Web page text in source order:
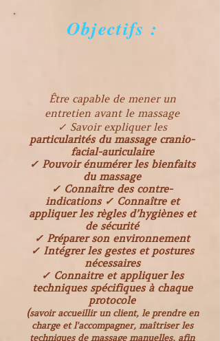
Objectifs :
Être capable de mener un
entretien avant le massage
✓ Savoir expliquer les
particularités du massage cranio-
facial-auriculaire
✓ Pouvoir énumérer les bienfaits
du massage
✓ Connaître des contre-
indications ✓ Connaître et
appliquer les règles d’hygiènes et
de sécurité
✓ Préparer son environnement
✓ Intégrer les gestes et postures
nécessaires
✓ Connaitre et appliquer les
techniques spécifiques à chaque
protocole
(savoir accueillir un client, le prendre en
charge et l'accompagner, maîtriser les
techniques de massage manuelles, afin